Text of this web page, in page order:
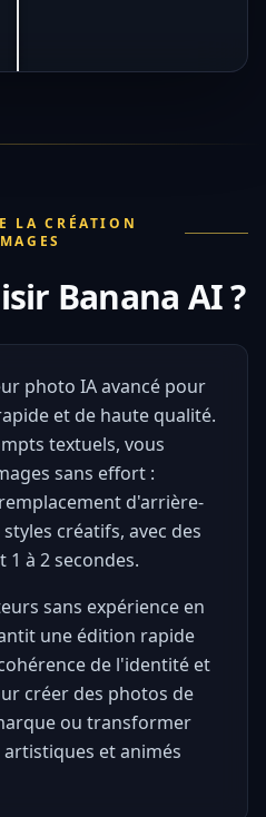
LA CRÉATION
Banana AI ?
photo IA avancé pour
et de haute qualité.
textuels, vous
sans effort :
d'arrière-
créatifs, avec des
à 2 secondes.
sans expérience en
une édition rapide
de l'identité et
créer des photos de
ou transformer
et animés